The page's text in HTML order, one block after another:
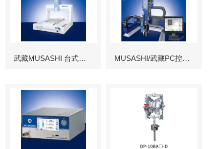
武藏MUSASHI 台式涂布机械臂 MUSASHI/武藏PC控制图像识别机械臂